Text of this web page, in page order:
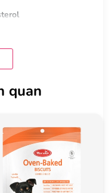
xấu trong huyết
mạnh và tràn đầy
thưởng
an toàn cho tim và
Phô mai,
quan